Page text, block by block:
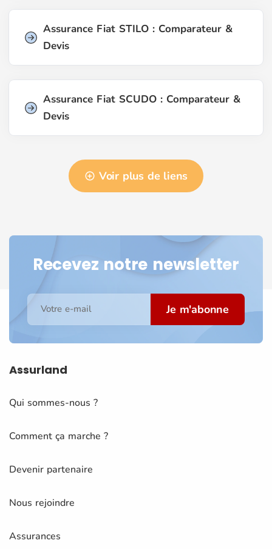
Assurance Fiat STILO : Comparateur &
Devis
Assurance Fiat SCUDO : Comparateur &
Devis
Voir plus de liens
Recevez notre newsletter
Votre e-mail Je m'abonne
Assurland
Qui sommes-nous ?
Comment ça marche ?
Devenir partenaire
Nous rejoindre
Assurances